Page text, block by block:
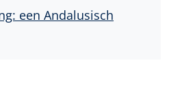
een Andalusisch